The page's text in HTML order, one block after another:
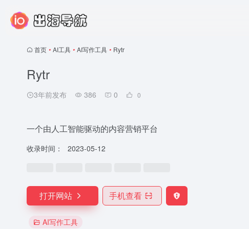
首页 • AI工具 • AI写作工具 • Rytr
Rytr
3年前发布 386 0 0
一个由人工智能驱动的内容营销平台
收录时间： 2023-05-12
打开网站 手机查看
AI写作工具